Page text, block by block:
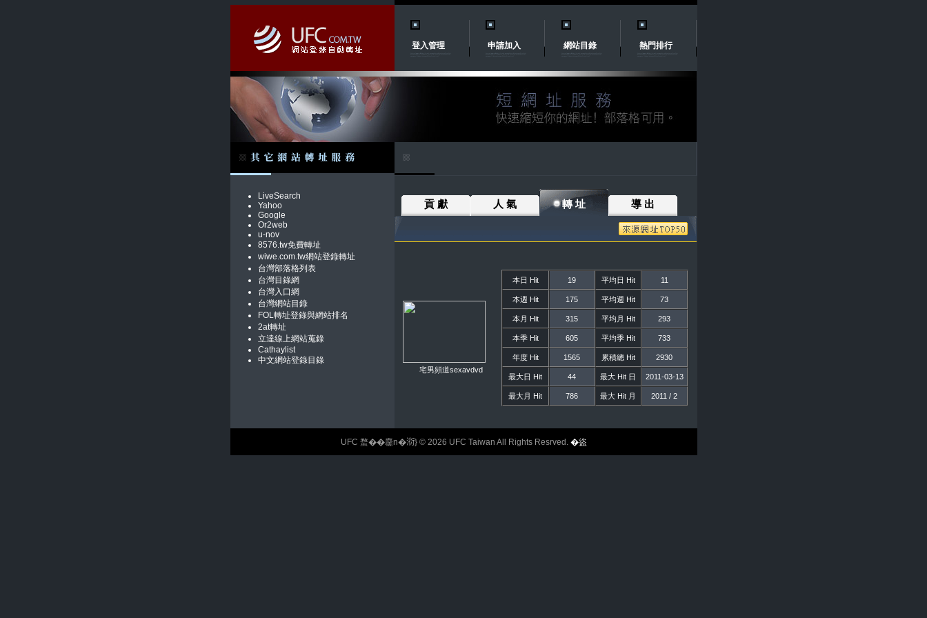
登入管理 申請加入 網站目錄 熱門排行
LiveSearch
Yahoo
Google
Or2web
u-nov
8576.tw免費轉址
wiwe.com.tw網站登錄轉址
台灣部落格列表
台灣目錄網
台灣入口網
台灣網站目錄
FOL轉址登錄與網站排名
2at轉址
立達線上網站蒐錄
Cathaylist
中文網站登錄目錄
貢 獻 人 氣 轉 址 導 出
宅男頻道sexavdvd
本日 Hit 19 平均日 Hit 11
本週 Hit 175 平均週 Hit 73
本月 Hit 315 平均月 Hit 293
本季 Hit 605 平均季 Hit 733
年度 Hit 1565 累積總 Hit 2930
最大日 Hit 44 最大 Hit 日 2011-03-13
最大月 Hit 786 最大 Hit 月 2011 / 2
UFC 蝥��麢n�𣶹} © 2026 UFC Taiwan All Rights Resrved. �盜